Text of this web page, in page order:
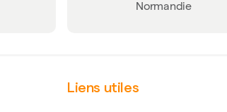
Normandie
Liens utiles